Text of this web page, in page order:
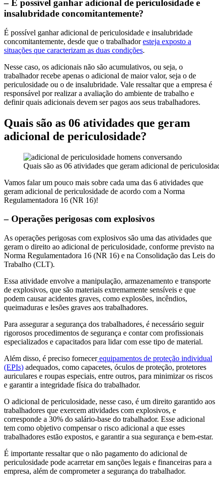
– É possível ganhar adicional de periculosidade e
insalubridade concomitantemente?
É possível ganhar adicional de periculosidade e insalubridade
concomitantemente, desde que o trabalhadoresteja exposto a
situações que caracterizam as duas condições.
Nesse caso, os adicionais não são acumulativos, ou seja, o
trabalhador recebe apenas o adicional de maior valor, seja o de
periculosidade ou o de insalubridade. Vale ressaltar que a empresa é
responsável por realizar a avaliação do ambiente de trabalho e
definir quais adicionais devem ser pagos aos seus trabalhadores.
Quais são as 06 atividades que geram
adicional de periculosidade?
Quais são as 06 atividades que geram adicional de
Vamos falar um pouco mais sobre cada uma das 6 atividades que
geram adicional de periculosidade de acordo com a Norma
Regulamentadora 16 (NR 16)!
– Operações perigosas com explosivos
As operações perigosas com explosivos são uma das atividades que
geram o direito ao adicional de periculosidade, conforme previsto na
Norma Regulamentadora 16 (NR 16) e na Consolidação das Leis do
Trabalho (CLT).
Essa atividade envolve a manipulação, armazenamento e transporte
de explosivos, que são materiais extremamente sensíveis e que
podem causar acidentes graves, como explosões, incêndios,
queimaduras e lesões graves aos trabalhadores.
Para assegurar a segurança dos trabalhadores, é necessário seguir
rigorosos procedimentos de segurança e contar com profissionais
especializados e capacitados para lidar com esse tipo de material.
Além disso, é preciso fornecerequipamentos de proteção individual
(EPIs) adequados, como capacetes, óculos de proteção, protetores
auriculares e roupas especiais, entre outros, para minimizar os riscos
e garantir a integridade física do trabalhador.
O adicional de periculosidade, nesse caso, é um direito garantido aos
trabalhadores que exercem atividades com explosivos, e
corresponde a 30% do salário-base do trabalhador. Esse adicional
tem como objetivo compensar o risco adicional a que esses
trabalhadores estão expostos, e garantir a sua segurança e bem-estar.
É importante ressaltar que o não pagamento do adicional de
periculosidade pode acarretar em sanções legais e financeiras para a
empresa, além de comprometer a segurança do trabalhador.